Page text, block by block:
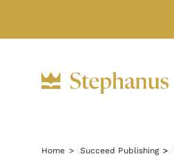
Home Succeed Publishing